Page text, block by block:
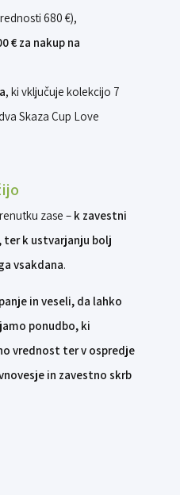
680 €),
€ za nakup na
, ki vključuje kolekcijo 7
Skaza Cup Love
zase – k zavestni
ter k ustvarjanju bolj
vsakdana.
in veseli, da lahko
ponudbo, ki
vrednost ter v ospredje
in zavestno skrb